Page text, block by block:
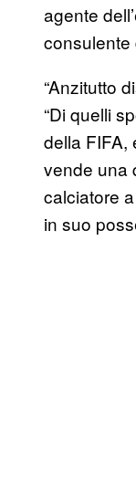
agente
consulente
“Anzitutto
“Di quelli
della FIFA,
vende una
calciatore
in suo